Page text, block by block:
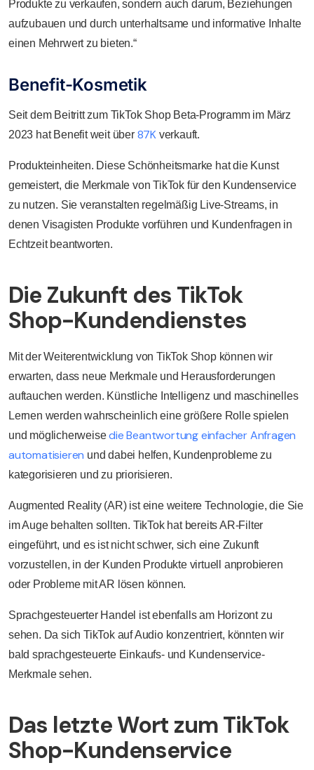
Produkte zu verkaufen, sondern auch darum, Beziehungen
aufzubauen und durch unterhaltsame und informative Inhalte
einen Mehrwert zu bieten.“
Benefit-Kosmetik
Seit dem Beitritt zum TikTok Shop Beta-Programm im März
2023 hat Benefit weit über 87K verkauft.
Produkteinheiten. Diese Schönheitsmarke hat die Kunst
gemeistert, die Merkmale von TikTok für den Kundenservice
zu nutzen. Sie veranstalten regelmäßig Live-Streams, in
denen Visagisten Produkte vorführen und Kundenfragen in
Echtzeit beantworten.
Die Zukunft des TikTok
Shop-Kundendienstes
Mit der Weiterentwicklung von TikTok Shop können wir
erwarten, dass neue Merkmale und Herausforderungen
auftauchen werden. Künstliche Intelligenz und maschinelles
Lernen werden wahrscheinlich eine größere Rolle spielen
und möglicherweisedie Beantwortung einfacher Anfragen
automatisieren und dabei helfen, Kundenprobleme zu
kategorisieren und zu priorisieren.
Augmented Reality (AR) ist eine weitere Technologie, die Sie
im Auge behalten sollten. TikTok hat bereits AR-Filter
eingeführt, und es ist nicht schwer, sich eine Zukunft
vorzustellen, in der Kunden Produkte virtuell anprobieren
oder Probleme mit AR lösen können.
Sprachgesteuerter Handel ist ebenfalls am Horizont zu
sehen. Da sich TikTok auf Audio konzentriert, könnten wir
bald sprachgesteuerte Einkaufs- und Kundenservice-
Merkmale sehen.
Das letzte Wort zum TikTok
Shop-Kundenservice